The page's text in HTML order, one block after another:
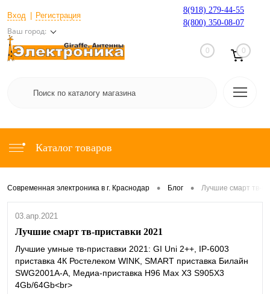
Вход Регистрация
Ваш город:
8(918) 279-44-55
8(800) 350-08-07
0 0
Каталог товаров
Современная электроника в г. Краснодар • Блог • Лучшие смарт тв-
03.апр.2021
Лучшие смарт тв-приставки 2021
Лучшие умные тв-приставки 2021: GI Uni 2++, IP-6003
приставка 4К Ростелеком WINK, SMART приставка Билайн
SWG2001A-A, Медиа-приставка H96 Max X3 S905X3
4Gb/64Gb<br>